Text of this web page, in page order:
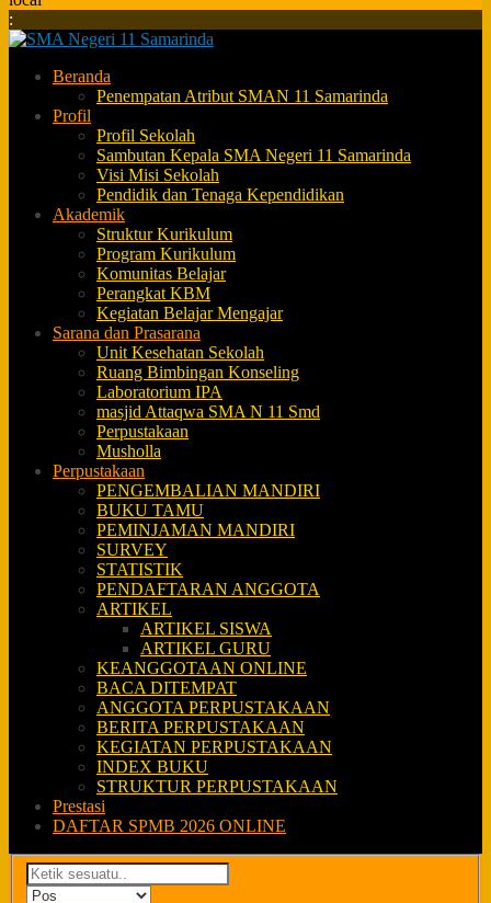
:
Beranda
Penempatan Atribut SMAN 11 Samarinda
Profil
Profil Sekolah
Sambutan Kepala SMA Negeri 11 Samarinda
Visi Misi Sekolah
Pendidik dan Tenaga Kependidikan
Akademik
Struktur Kurikulum
Program Kurikulum
Komunitas Belajar
Perangkat KBM
Kegiatan Belajar Mengajar
Sarana dan Prasarana
Unit Kesehatan Sekolah
Ruang Bimbingan Konseling
Laboratorium IPA
masjid Attaqwa SMA N 11 Smd
Perpustakaan
Musholla
Perpustakaan
PENGEMBALIAN MANDIRI
BUKU TAMU
PEMINJAMAN MANDIRI
SURVEY
STATISTIK
PENDAFTARAN ANGGOTA
ARTIKEL
ARTIKEL SISWA
ARTIKEL GURU
KEANGGOTAAN ONLINE
BACA DITEMPAT
ANGGOTA PERPUSTAKAAN
BERITA PERPUSTAKAAN
KEGIATAN PERPUSTAKAAN
INDEX BUKU
STRUKTUR PERPUSTAKAAN
Prestasi
DAFTAR SPMB 2026 ONLINE